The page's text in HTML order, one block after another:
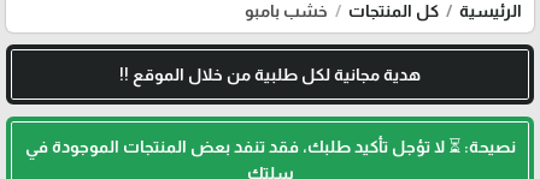
الرئيسية كل المنتجات خشب بامبو
هدية مجانية لكل طلبية من خلال الموقع !!
نصيحة: ⏳ لا تؤجل تأكيد طلبك، فقد تنفد بعض المنتجات الموجودة في
سلتك